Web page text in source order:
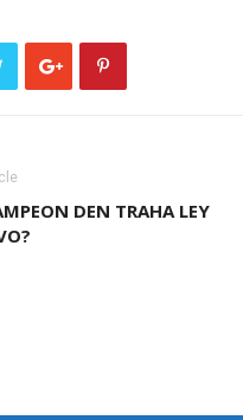
DEN TRAHA LEY